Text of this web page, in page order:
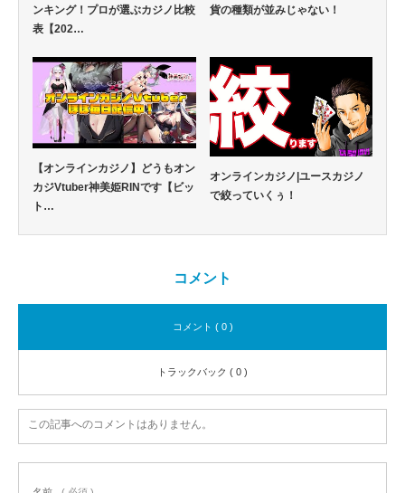
ンキング！プロが選ぶカジノ比較
表【202…
貨の種類が並みじゃない！
【オンラインカジノ】どうもオン
カジVtuber神美姫RINです【ビッ
ト…
オンラインカジノ|ユースカジノ
で絞っていくぅ！
コメント
コメント ( 0 )
トラックバック ( 0 )
この記事へのコメントはありません。